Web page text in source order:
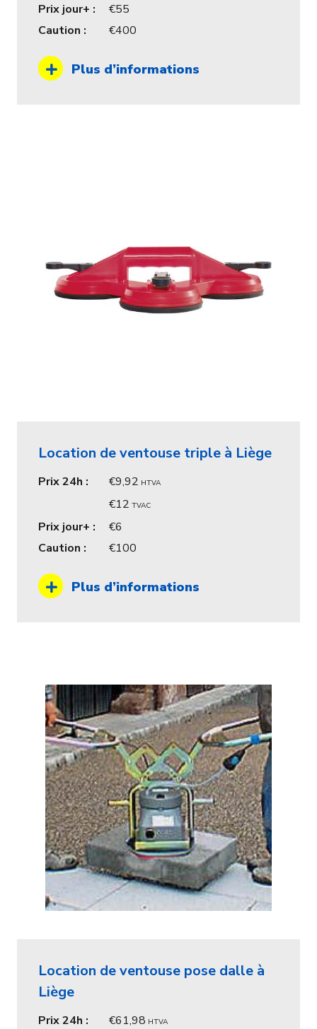
Prix jour+ :
55
Caution :
400
Plus d’informations
Location de ventouse triple à Liège
Prix 24h : 9,92 HTVA
12 TVAC
Prix jour+ :
6
Caution :
100
Plus d’informations
Location de ventouse pose dalle à
Liège
Prix 24h : 61,98 HTVA